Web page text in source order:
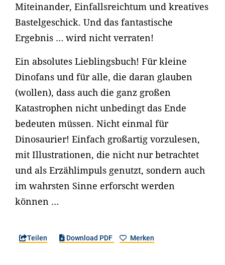
Miteinander, Einfallsreichtum und kreatives
Bastelgeschick. Und das fantastische
Ergebnis … wird nicht verraten!
Ein absolutes Lieblingsbuch! Für kleine
Dinofans und für alle, die daran glauben
(wollen), dass auch die ganz großen
Katastrophen nicht unbedingt das Ende
bedeuten müssen. Nicht einmal für
Dinosaurier! Einfach großartig vorzulesen,
mit Illustrationen, die nicht nur betrachtet
und als Erzählimpuls genutzt, sondern auch
im wahrsten Sinne erforscht werden
können …
Teilen Download PDF Merken